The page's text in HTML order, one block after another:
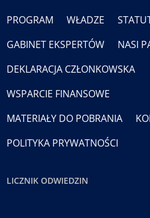
PROGRAM WŁADZE
GABINET EKSPERTÓW
NASI
DEKLARACJA CZŁONKOWSKA
WSPARCIE FINANSOWE
MATERIAŁY DO POBRANIA
POLITYKA PRYWATNOŚCI
LICZNIK ODWIEDZIN